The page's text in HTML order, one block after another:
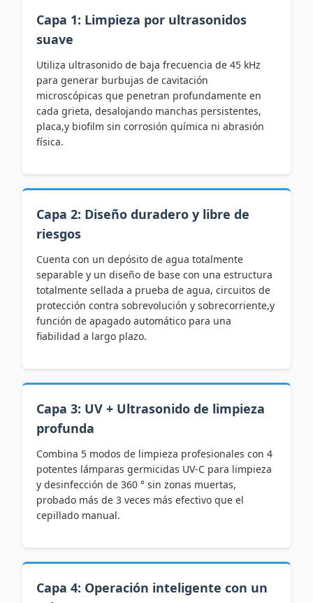
Capa 1: Limpieza por ultrasonidos
suave
Utiliza ultrasonido de baja frecuencia de 45 kHz
para generar burbujas de cavitación
microscópicas que penetran profundamente en
cada grieta, desalojando manchas persistentes,
placa,y biofilm sin corrosión química ni abrasión
física.
Capa 2: Diseño duradero y libre de
riesgos
Cuenta con un depósito de agua totalmente
separable y un diseño de base con una estructura
totalmente sellada a prueba de agua, circuitos de
protección contra sobrevolución y sobrecorriente,y
función de apagado automático para una
fiabilidad a largo plazo.
Capa 3: UV + Ultrasonido de limpieza
profunda
Combina 5 modos de limpieza profesionales con 4
potentes lámparas germicidas UV-C para limpieza
y desinfección de 360 ° sin zonas muertas,
probado más de 3 veces más efectivo que el
cepillado manual.
Capa 4: Operación inteligente con un